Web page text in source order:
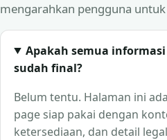
mengarahkan pengguna
Apakah semua
sudah final?
Belum tentu. Halaman ini
page siap pakai dengan
ketersediaan, dan detail